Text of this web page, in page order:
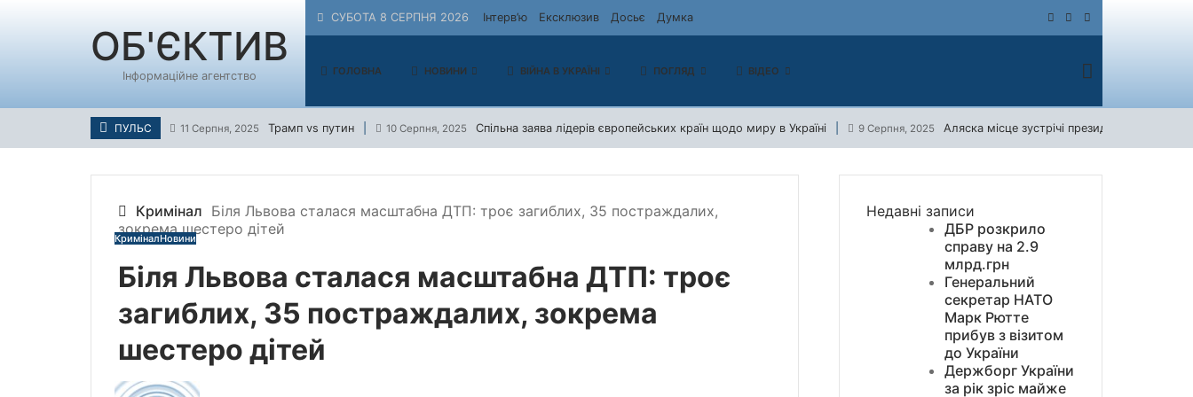
ОБ'ЄКТИВ
Інформаційне агентство
СУБОТА 8 СЕРПНЯ 2026 Інтерв’ю Ексклюзив Досьє Думка
ГОЛОВНА НОВИНИ ВІЙНА В УКРАЇНІ ПОГЛЯД ВІДЕО
ПУЛЬС 11 Серпня, 2025 Трамп vs путин 10 Серпня, 2025 Спільна заява лідерів європейських країн щодо миру в Україні 9 Серпня, 2025 Аляска місце зустрічі президентів США та
Кримінал Біля Львова сталася масштабна ДТП: троє загиблих, 35 постраждалих,
зокрема шестеро дітей
КриміналНовини
Біля Львова сталася масштабна ДТП: троє
загиблих, 35 постраждалих, зокрема
шестеро дітей
Недавні записи
ДБР розкрило
справу на 2.9
млрд.грн
Генеральний
секретар НАТО
Марк Рютте
прибув з візитом
до України
Держборг України
за рік зріс майже